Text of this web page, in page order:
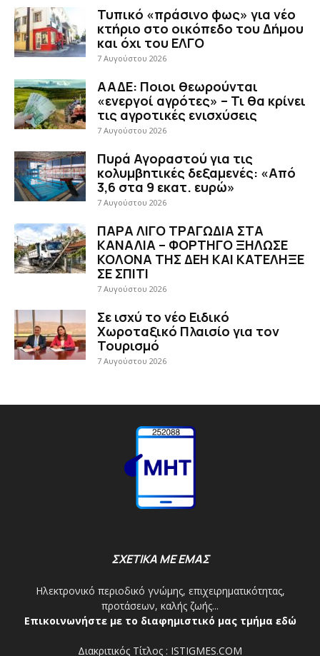
Τυπικό «πράσινο φως» για νέο
κτήριο στο οικόπεδο του Δήμου
και όχι του ΕΛΓΟ
7 Αυγούστου 2026
ΑΑΔΕ: Ποιοι θεωρούνται
«ενεργοί αγρότες» – Τι θα κρίνει
τις αγροτικές ενισχύσεις
7 Αυγούστου 2026
Πυρά Αγοραστού για τις
κολυμβητικές δεξαμενές: «Από
3,6 στα 9 εκατ. ευρώ»
7 Αυγούστου 2026
ΠΑΡΑ ΛΙΓΟ ΤΡΑΓΩΔΙΑ ΣΤΑ
ΚΑΝΑΛΙΑ – ΦΟΡΤΗΓΟ ΞΗΛΩΣΕ
ΚΟΛΟΝΑ ΤΗΣ ΔΕΗ ΚΑΙ ΚΑΤΕΛΗΞΕ
ΣΕ ΣΠΙΤΙ
7 Αυγούστου 2026
Σε ισχύ το νέο Ειδικό
Χωροταξικό Πλαισίο για τον
Τουρισμό
7 Αυγούστου 2026
ΣΧΕΤΙΚΑ ΜΕ ΕΜΑΣ
Ηλεκτρονικό περιοδικό γνώμης, επιχειρηματικότητας,
προτάσεων, καλής ζωής...
Επικοινωνήστε με το διαφημιστικό μας τμήμα εδώ
Διακριτικός Τίτλος : ISTIGMES.COM